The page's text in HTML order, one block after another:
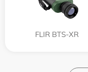
FLIR BTS-XR